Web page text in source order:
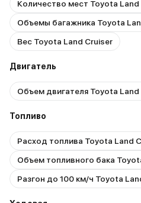
Количество мест Toyota Land
Объемы багажника Toyota
Вес Toyota Land Cruiser
Двигатель
Объем двигателя Toyota Land
Топливо
Расход топлива Toyota Land
Объем топливного бака
Разгон до 100 км/ч Toyota